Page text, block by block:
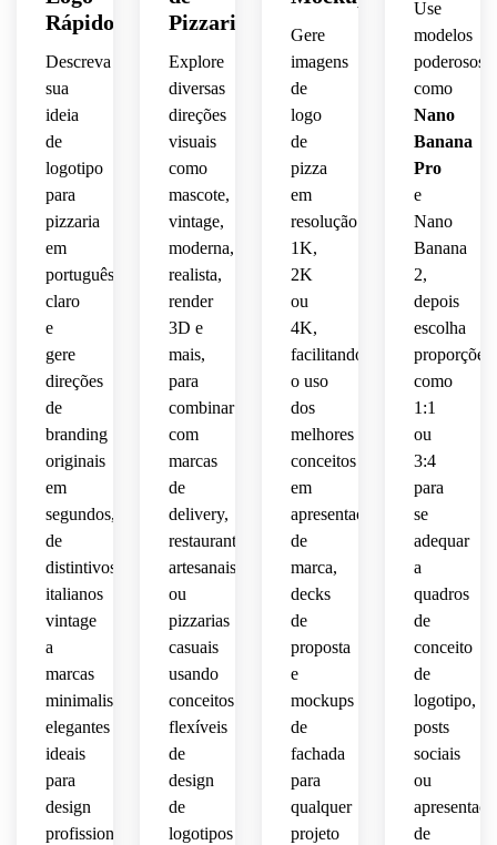
clássica
serifada,
de
carimbo
desgastado,
detalhes
composição
equilibrada
e
centralizada,
pizzaria
italiana
à
lenha,
limpa
em
estilo
vetor
sobre
fundo
plano,
limpas
nítidas,
amplo
branco,
escalabilidade
logotipo,
branding
restaurante,
composição
centralizada
isolada
fundo
branco.
amigável,
fast
e
centralizada,
polida
textura
vintage
para
de
ícones,
logotipo
em
destacado
sobre
fundo
vibe
urbana
composição
bordas
clima
noturno
e
de
alta
ideal
para
simulações
de
marca.
Rápido
Descreva
sua
ideia
de
logotipo
para
pizzaria
em
português
claro
e
gere
direções
de
branding
originais
em
segundos,
de
distintivos
italianos
vintage
a
marcas
minimalistas
elegantes
ideais
para
design
profissional
Pizzaria
Explore
diversas
direções
visuais
como
mascote,
vintage,
moderna,
realista,
render
3D e
mais,
para
combinar
com
marcas
de
delivery,
restaurantes
artesanais
ou
pizzarias
casuais
usando
conceitos
flexíveis
de
design
de
logotipos
Gere
imagens
de
logo
de
pizza
em
resolução
1K,
2K
ou
4K,
facilitando
o uso
dos
melhores
conceitos
em
apresentações
de
marca,
decks
de
proposta
e
mockups
de
fachada
para
qualquer
projeto
Use
modelos
poderosos
como
Nano
Banana
Pro
e
Nano
Banana
2,
depois
escolha
proporções
como
1:1
ou
3:4
para
se
adequar
a
quadros
de
conceito
de
logotipo,
posts
sociais
ou
de